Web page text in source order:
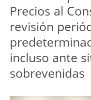
Precios al
revisión
incluso ante
sobrevenidas